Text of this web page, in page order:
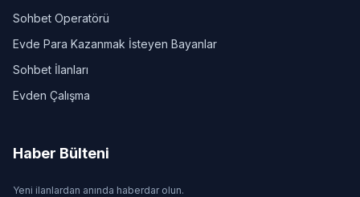
Sohbet Operatörü
Evde Para Kazanmak İsteyen Bayanlar
Sohbet İlanları
Evden Çalışma
Haber Bülteni
Yeni ilanlardan anında haberdar olun.